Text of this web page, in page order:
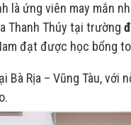
là ứng viên may mắn
Thanh Thúy tại trường
đạt được học bổng
Bà Rịa – Vũng Tàu,